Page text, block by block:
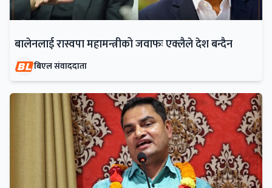
बालेनलाई रास्वपा महामन्त्रीको जवाफः एक्लैले देश बन्दैन
बिएल संवाददाता